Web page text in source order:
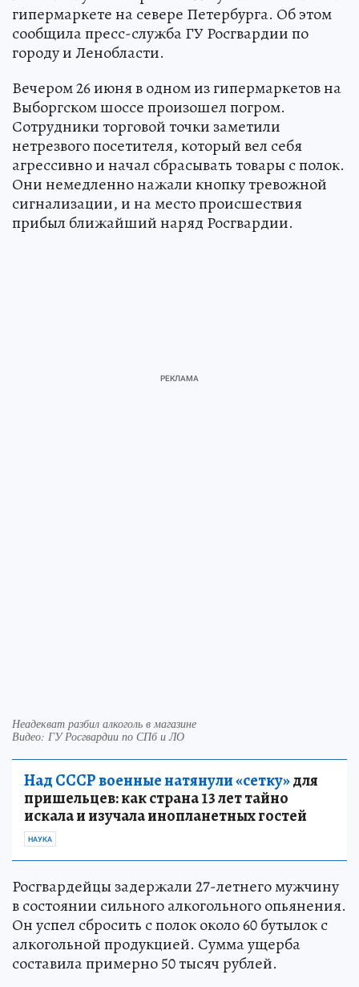
гипермаркете на севере Петербурга. Об этом
сообщила пресс-служба ГУ Росгвардии по
городу и Ленобласти.
Вечером 26 июня в одном из гипермаркетов на
Выборгском шоссе произошел погром.
Сотрудники торговой точки заметили
нетрезвого посетителя, который вел себя
агрессивно и начал сбрасывать товары с полок.
Они немедленно нажали кнопку тревожной
сигнализации, и на место происшествия
прибыл ближайший наряд Росгвардии.
Неадекват разбил алкоголь в магазине
Видео: ГУ Росгвардии по СПб и ЛО
Над СССР военные натянули «сетку»для
пришельцев: как страна 13 лет тайно
искала и изучала инопланетных гостей
НАУКА
Росгвардейцы задержали 27-летнего мужчину
в состоянии сильного алкогольного опьянения.
Он успел сбросить с полок около 60 бутылок с
алкогольной продукцией. Сумма ущерба
составила примерно 50 тысяч рублей.